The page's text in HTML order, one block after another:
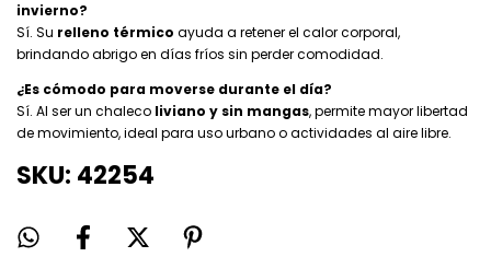
invierno?
Sí. Su relleno térmico ayuda a retener el calor corporal,
brindando abrigo en días fríos sin perder comodidad.
¿Es cómodo para moverse durante el día?
Sí. Al ser un chaleco liviano y sin mangas, permite mayor libertad
de movimiento, ideal para uso urbano o actividades al aire libre.
SKU: 42254